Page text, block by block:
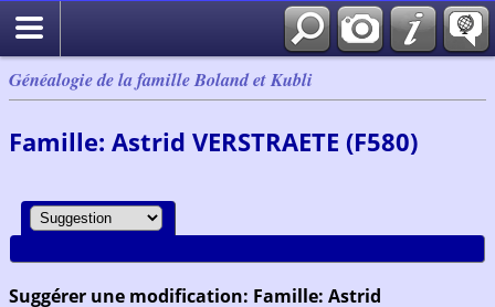
Généalogie de la famille Boland et Kubli
Famille: Astrid VERSTRAETE (F580)
Suggérer une modification: Famille: Astrid